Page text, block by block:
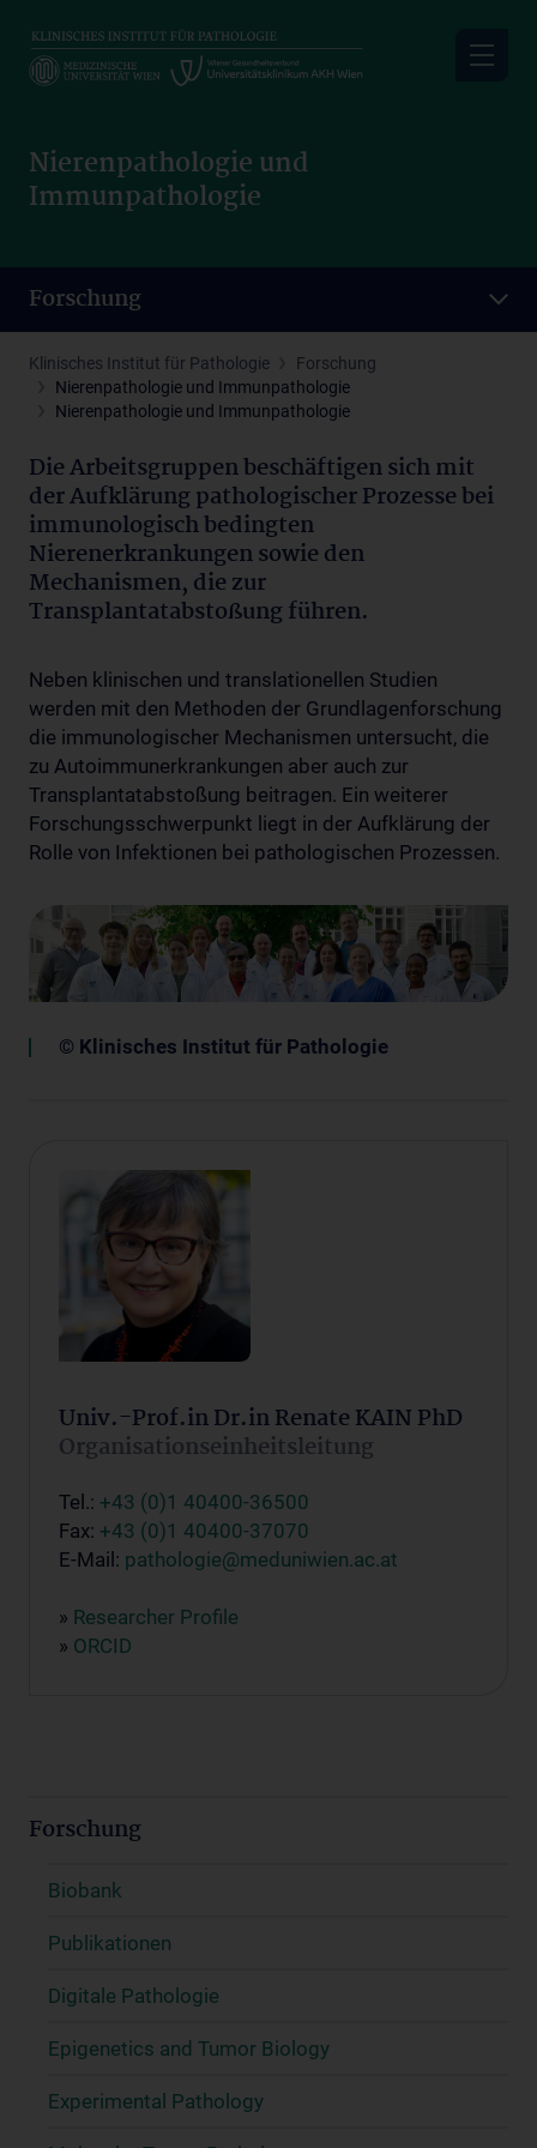
main
Nierenpathologie und
Immunpathologie
Forschung
Klinisches Institut für Pathologie
Forschung
Nierenpathologie und Immunpathologie
Nierenpathologie und Immunpathologie
Die Arbeitsgruppen beschäftigen sich mit
der Aufklärung pathologischer Prozesse bei
immunologisch bedingten
Nierenerkrankungen sowie den
Mechanismen, die zur
Transplantatabstoßung führen.
Neben klinischen und translationellen Studien
werden mit den Methoden der Grundlagenforschung
die immunologischer Mechanismen untersucht, die
zu Autoimmunerkrankungen aber auch zur
Transplantatabstoßung beitragen. Ein weiterer
Forschungsschwerpunkt liegt in der Aufklärung der
Rolle von Infektionen bei pathologischen Prozessen.
© Klinisches Institut für Pathologie
Univ.-Prof.in Dr.in Renate KAIN PhD
Organisationseinheitsleitung
Tel.: +43 (0)1 40400-36500
Fax: +43 (0)1 40400-37070
E-Mail: pathologie@meduniwien.ac.at
» Researcher Profile
» ORCID
Forschung
Biobank
Publikationen
Digitale Pathologie
Epigenetics and Tumor Biology
Experimental Pathology